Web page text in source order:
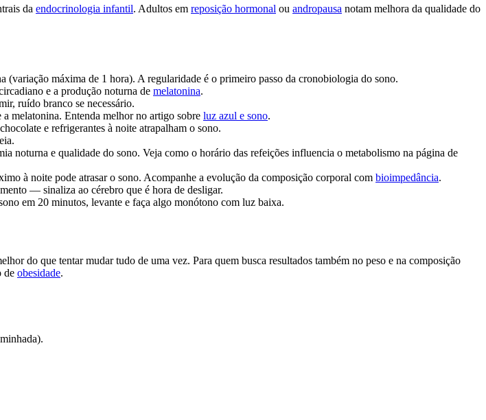
da endocrinologia infantil. Adultos em reposição hormonal ou andropausa notam melhora da qualidade do
(variação máxima de 1 hora). A regularidade é o primeiro passo da cronobiologia do sono.
e a produção noturna de melatonina.
ruído branco se necessário.
melatonina. Entenda melhor no artigo sobre luz azul e sono.
e refrigerantes à noite atrapalham o sono.
noturna e qualidade do sono. Veja como o horário das refeições influencia o metabolismo na página de
à noite pode atrasar o sono. Acompanhe a evolução da composição corporal com bioimpedância.
— sinaliza ao cérebro que é hora de desligar.
em 20 minutos, levante e faça algo monótono com luz baixa.
do que tentar mudar tudo de uma vez. Para quem busca resultados também no peso e na composição
de obesidade.